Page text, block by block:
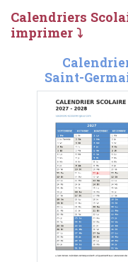
Calendriers
imprimer ⤵
Saint-